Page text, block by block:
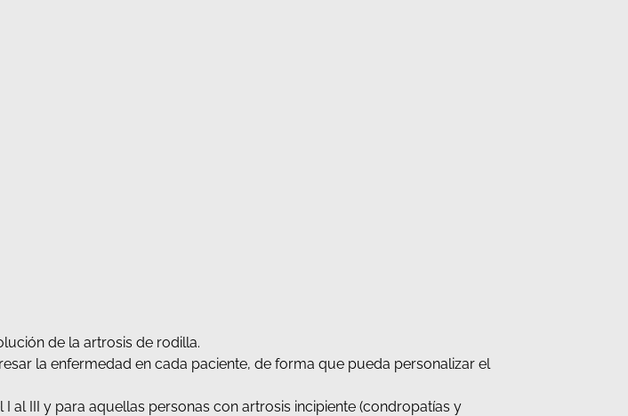
de la artrosis de rodilla.
la enfermedad en cada paciente, de forma que pueda personalizar el
al III y para aquellas personas con artrosis incipiente (condropatías y